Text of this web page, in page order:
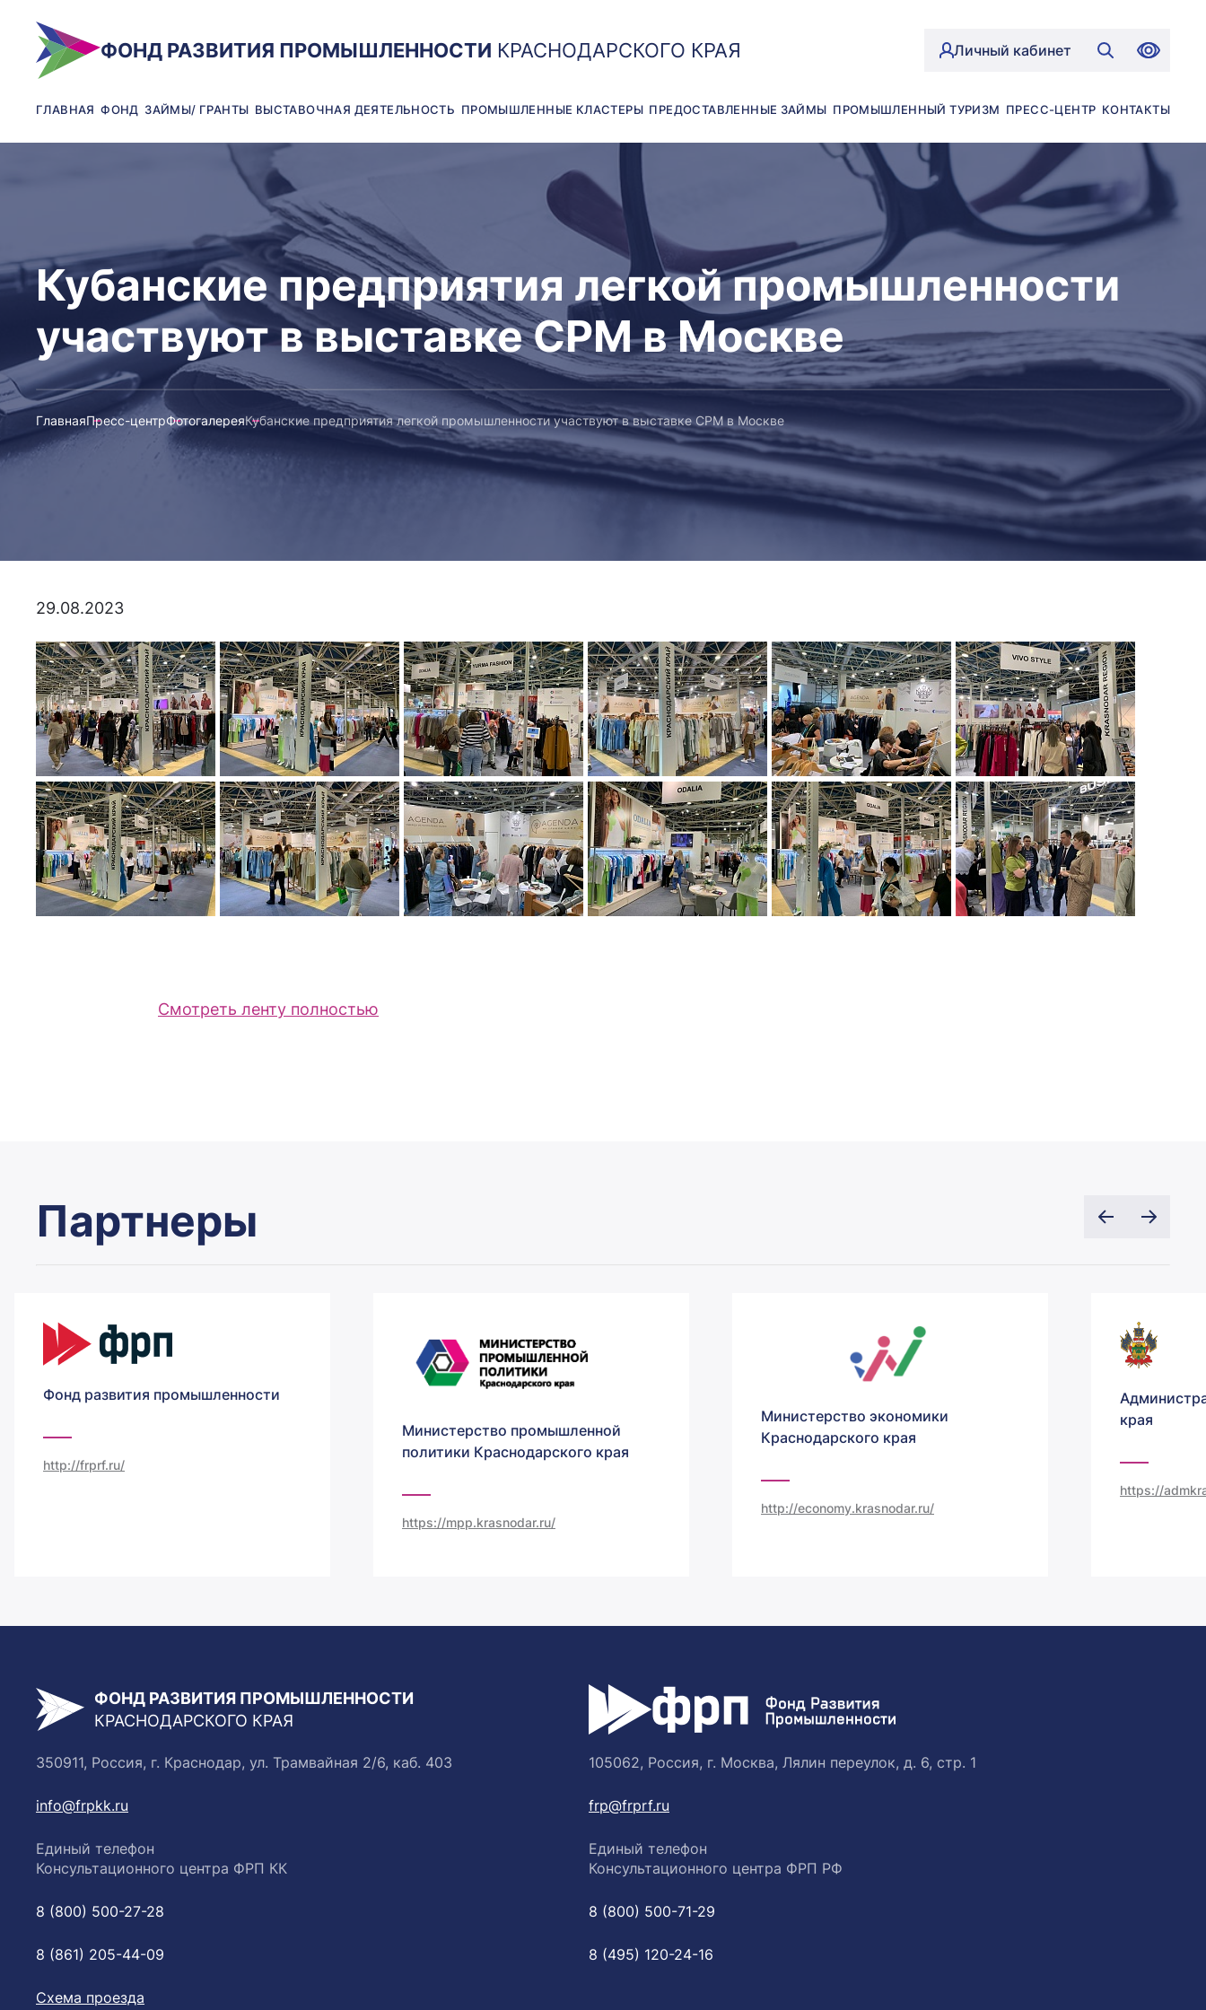
ФОНД РАЗВИТИЯ ПРОМЫШЛЕННОСТИ КРАСНОДАРСКОГО КРАЯ Личный кабинет
ГЛАВНАЯ ФОНД ЗАЙМЫ/ ГРАНТЫ ВЫСТАВОЧНАЯ ДЕЯТЕЛЬНОСТЬ ПРОМЫШЛЕННЫЕ КЛАСТЕРЫ ПРЕДОСТАВЛЕННЫЕ ЗАЙМЫ ПРОМЫШЛЕННЫЙ ТУРИЗМ ПРЕСС-ЦЕНТР КОНТАКТЫ
Кубанские предприятия легкой промышленности
участвуют в выставке СРМ в Москве
ГлавнаяПресс-центрФотогалереяКубанские предприятия легкой промышленности участвуют в выставке СРМ в Москве
29.08.2023
Смотреть ленту полностью
Партнеры
Фонд развития промышленности
http://frprf.ru/
Министерство промышленной
политики Краснодарского края
https://mpp.krasnodar.ru/
Министерство экономики
Краснодарского края
http://economy.krasnodar.ru/
края
https://
ФОНД РАЗВИТИЯ ПРОМЫШЛЕННОСТИ
КРАСНОДАРСКОГО КРАЯ
350911, Россия, г. Краснодар, ул. Трамвайная 2/6, каб. 403
info@frpkk.ru
Единый телефон
Консультационного центра ФРП КК
8 (800) 500-27-28
8 (861) 205-44-09
Схема проезда
105062, Россия, г. Москва, Лялин переулок, д. 6, стр. 1
frp@frprf.ru
Единый телефон
Консультационного центра ФРП РФ
8 (800) 500-71-29
8 (495) 120-24-16